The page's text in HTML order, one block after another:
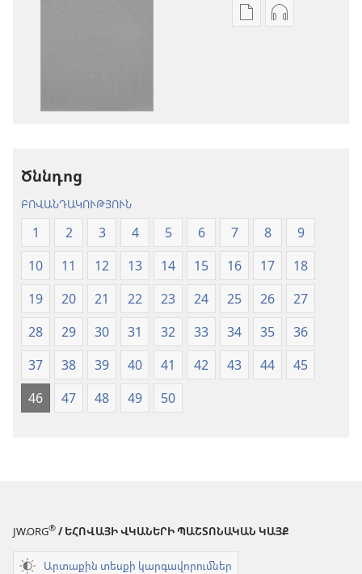
Թվային
Ծննդոց
ԲՈՎԱՆԴԱԿՈՒԹՅՈՒՆ
1 2 3 4 5 6 7 8
9
10
11 12 13 14 15 16 17
18
19
20 21 22 23 24 25 26
27
28
29 30 31 32 33 34 35
36
37
38 39 40 41 42 43 44
45
46
47 48 49 50
JW.ORG® / ԵՀՈՎԱՅԻ ՎԿԱՆԵՐԻ ՊԱՇՏՈՆԱԿԱՆ ԿԱՅՔ
Արտաքին տեսքի կարգավորումներ